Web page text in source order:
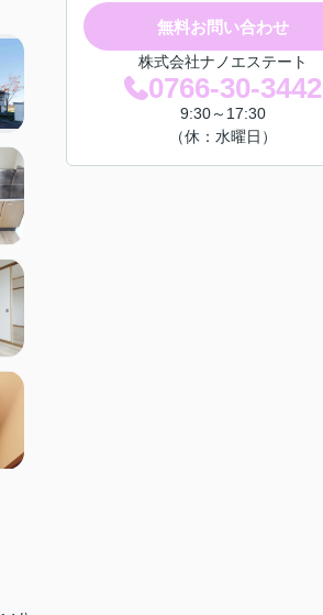
無料お問い合わせ
株式会社ナノエステート
0766-30-3442
9:30～17:30
（休：水曜日）